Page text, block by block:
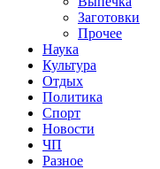
Заготовки
Прочее
Наука
Культура
Отдых
Политика
Спорт
Новости
ЧП
Разное